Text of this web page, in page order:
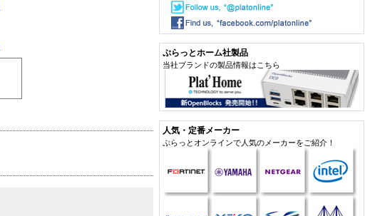
ぷらっとホーム社製品
当社ブランドの製品情報はこちら
人気・定番メーカー
ぷらっとオンラインで人気のメーカーをご紹介！